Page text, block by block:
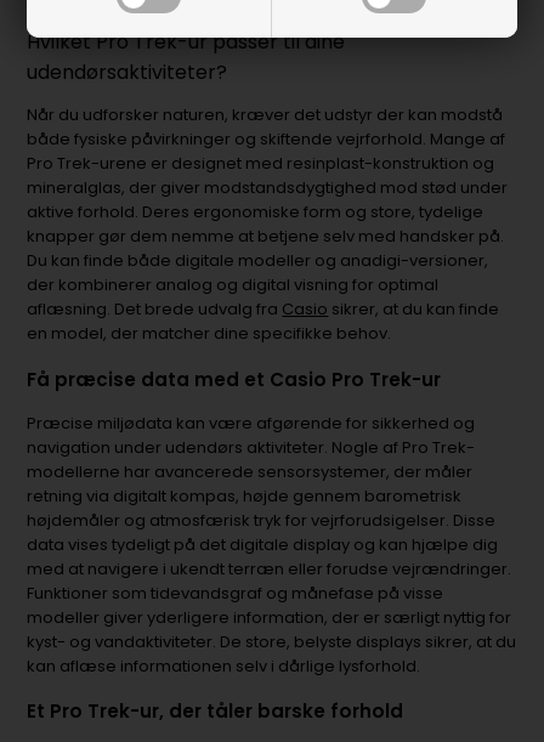
Hvilket Pro Trek-ur passer til dine
udendørsaktiviteter?
Når du udforsker naturen, kræver det udstyr der kan modstå
både fysiske påvirkninger og skiftende vejrforhold. Mange af
Pro Trek-urene er designet med resinplast-konstruktion og
mineralglas, der giver modstandsdygtighed mod stød under
aktive forhold. Deres ergonomiske form og store, tydelige
knapper gør dem nemme at betjene selv med handsker på.
Du kan finde både digitale modeller og anadigi-versioner,
der kombinerer analog og digital visning for optimal
aflæsning. Det brede udvalg fra Casio sikrer, at du kan finde
en model, der matcher dine specifikke behov.
Få præcise data med et Casio Pro Trek-ur
Præcise miljødata kan være afgørende for sikkerhed og
navigation under udendørs aktiviteter. Nogle af Pro Trek-
modellerne har avancerede sensorsystemer, der måler
retning via digitalt kompas, højde gennem barometrisk
højdemåler og atmosfærisk tryk for vejrforudsigelser. Disse
data vises tydeligt på det digitale display og kan hjælpe dig
med at navigere i ukendt terræn eller forudse vejrændringer.
Funktioner som tidevandsgraf og månefase på visse
modeller giver yderligere information, der er særligt nyttig for
kyst- og vandaktiviteter. De store, belyste displays sikrer, at du
kan aflæse informationen selv i dårlige lysforhold.
Et Pro Trek-ur, der tåler barske forhold